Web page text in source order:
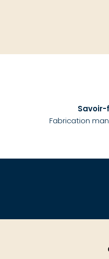
Fabrication